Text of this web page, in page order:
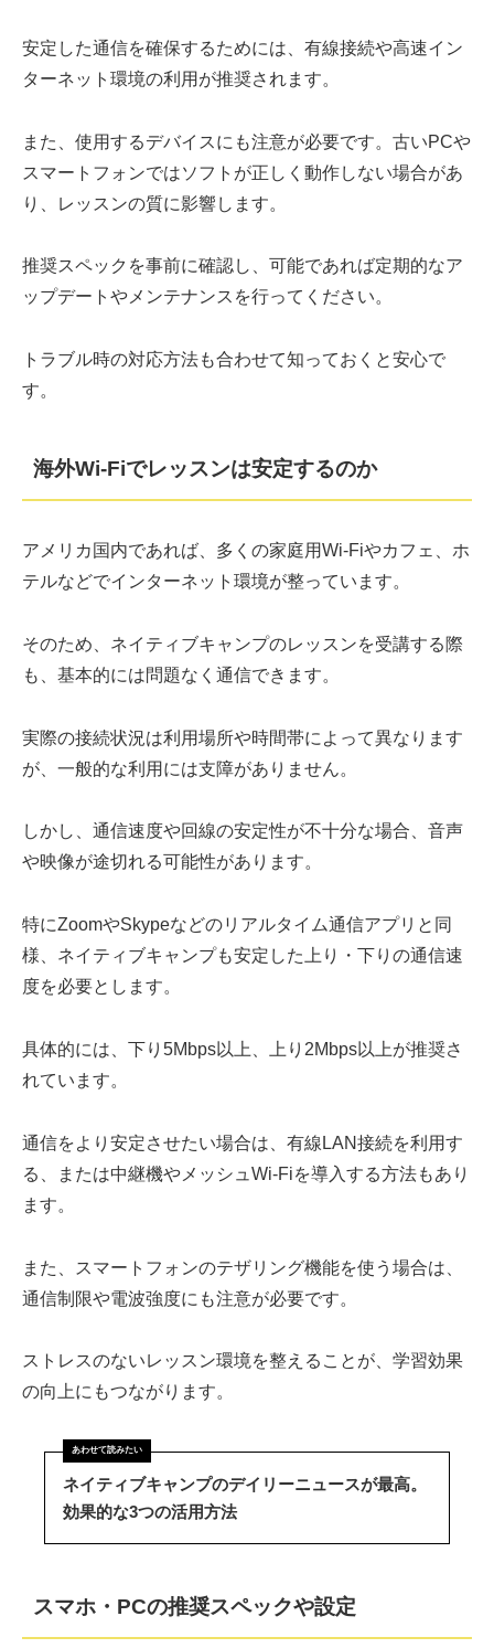
安定した通信を確保するためには、有線接続や高速イン
ターネット環境の利用が推奨されます。
また、使用するデバイスにも注意が必要です。古いPCや
スマートフォンではソフトが正しく動作しない場合があ
り、レッスンの質に影響します。
推奨スペックを事前に確認し、可能であれば定期的なア
ップデートやメンテナンスを行ってください。
トラブル時の対応方法も合わせて知っておくと安心で
す。
海外Wi-Fiでレッスンは安定するのか
アメリカ国内であれば、多くの家庭用Wi-Fiやカフェ、ホ
テルなどでインターネット環境が整っています。
そのため、ネイティブキャンプのレッスンを受講する際
も、基本的には問題なく通信できます。
実際の接続状況は利用場所や時間帯によって異なります
が、一般的な利用には支障がありません。
しかし、通信速度や回線の安定性が不十分な場合、音声
や映像が途切れる可能性があります。
特にZoomやSkypeなどのリアルタイム通信アプリと同
様、ネイティブキャンプも安定した上り・下りの通信速
度を必要とします。
具体的には、下り5Mbps以上、上り2Mbps以上が推奨さ
れています。
通信をより安定させたい場合は、有線LAN接続を利用す
る、または中継機やメッシュWi-Fiを導入する方法もあり
ます。
また、スマートフォンのテザリング機能を使う場合は、
通信制限や電波強度にも注意が必要です。
ストレスのないレッスン環境を整えることが、学習効果
の向上にもつながります。
ネイティブキャンプのデイリーニュースが最高。
効果的な3つの活用方法
スマホ・PCの推奨スペックや設定